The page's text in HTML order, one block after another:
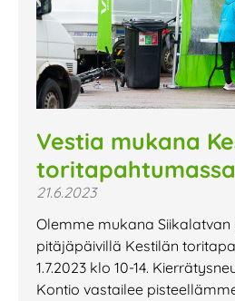
Vestia mukana
toritapahtumassa
21.6.2023
Olemme mukana Siikalatvan
pitäjäpäivillä Kestilän
1.7.2023 klo 10-14.
Kontio vastailee